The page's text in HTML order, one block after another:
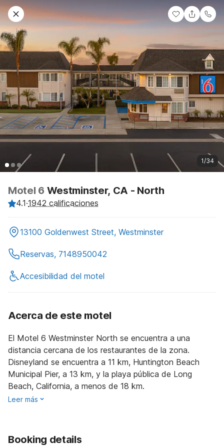
1/34
Motel 6 Westminster, CA - North
4.1·1942 calificaciones
13100 Goldenwest Street, Westminster
Reservas, 7148950042
Accesibilidad del motel
Acerca de este motel
El Motel 6 Westminster North se encuentra a una
distancia cercana de los restaurantes de la zona.
Disneyland se encuentra a 11 km, Huntington Beach
Municipal Pier, a 13 km, y la playa pública de Long
Beach, California, a menos de 18 km.
Leer más
Booking details